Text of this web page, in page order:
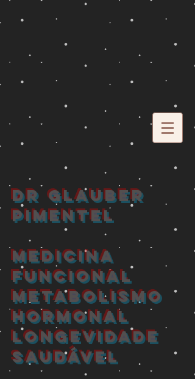
DR GLAUBER
PIMENTEL
MEDICINA
FUNCIONAL
METABOLISMO
HORMONAL
longevidade
saudável